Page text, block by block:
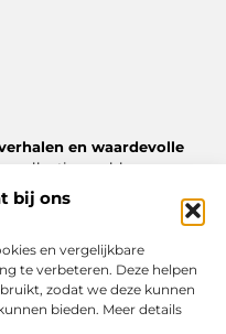
bij ons
en vergelijkbare
te verbeteren. Deze helpen
zodat we deze kunnen
bieden. Meer details
en waardevolle
collectie van blogs en
van nuttige tips tot
te vinden op